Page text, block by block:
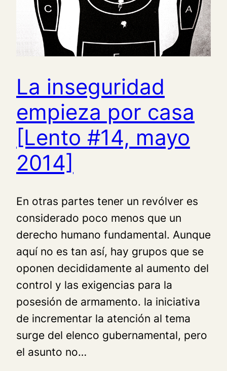
La inseguridad
empieza por casa
[Lento #14, mayo
2014]
En otras partes tener un revólver es
considerado poco menos que un
derecho humano fundamental. Aunque
aquí no es tan así, hay grupos que se
oponen decididamente al aumento del
control y las exigencias para la
posesión de armamento. la iniciativa
de incrementar la atención al tema
surge del elenco gubernamental, pero
el asunto no…